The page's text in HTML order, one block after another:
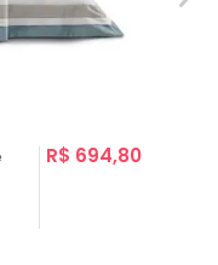
R$ 694,80